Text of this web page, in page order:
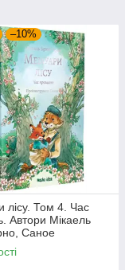
–10%
лісу. Том 4. Час
Автори Мікаель
Саное